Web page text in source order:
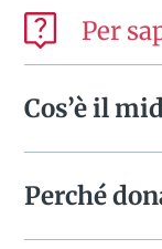
Per
Cos’è il
Perché